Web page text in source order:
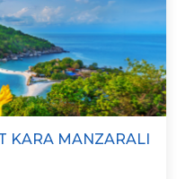
KARA MANZARALI